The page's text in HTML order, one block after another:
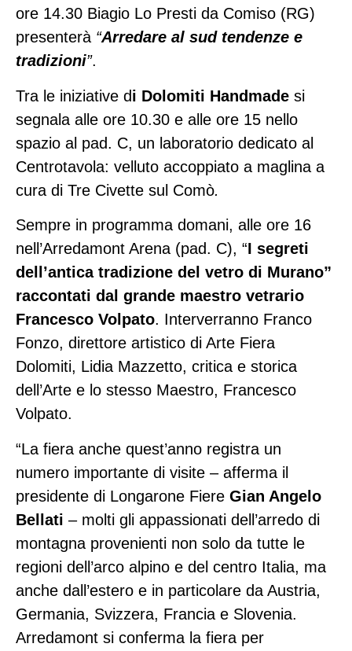
ore 14.30 Biagio Lo Presti da Comiso (RG)
presenterà “Arredare al sud tendenze e
tradizioni”.
Tra le iniziative di Dolomiti Handmade si
segnala alle ore 10.30 e alle ore 15 nello
spazio al pad. C, un laboratorio dedicato al
Centrotavola: velluto accoppiato a maglina a
cura di Tre Civette sul Comò.
Sempre in programma domani, alle ore 16
nell’Arredamont Arena (pad. C), “I segreti
dell’antica tradizione del vetro di Murano”
raccontati dal grande maestro vetrario
Francesco Volpato. Interverranno Franco
Fonzo, direttore artistico di Arte Fiera
Dolomiti, Lidia Mazzetto, critica e storica
dell’Arte e lo stesso Maestro, Francesco
Volpato.
“La fiera anche quest’anno registra un
numero importante di visite – afferma il
presidente di Longarone Fiere Gian Angelo
Bellati – molti gli appassionati dell’arredo di
montagna provenienti non solo da tutte le
regioni dell’arco alpino e del centro Italia, ma
anche dall’estero e in particolare da Austria,
Germania, Svizzera, Francia e Slovenia.
Arredamont si conferma la fiera per